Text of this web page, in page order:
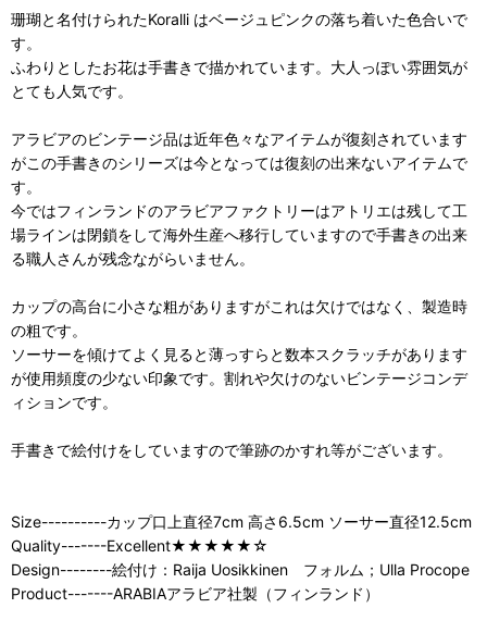
珊瑚と名付けられたKoralli はベージュピンクの落ち着いた色合いで
す。
ふわりとしたお花は手書きで描かれています。大人っぽい雰囲気が
とても人気です。
アラビアのビンテージ品は近年色々なアイテムが復刻されています
がこの手書きのシリーズは今となっては復刻の出来ないアイテムで
す。
今ではフィンランドのアラビアファクトリーはアトリエは残して工
場ラインは閉鎖をして海外生産へ移行していますので手書きの出来
る職人さんが残念ながらいません。
カップの高台に小さな粗がありますがこれは欠けではなく、製造時
の粗です。
ソーサーを傾けてよく見ると薄っすらと数本スクラッチがあります
が使用頻度の少ない印象です。割れや欠けのないビンテージコンデ
ィションです。
手書きで絵付けをしていますので筆跡のかすれ等がございます。
Size----------カップ口上直径7cm 高さ6.5cm ソーサー直径12.5cm
Quality-------Excellent★★★★★☆
Design--------絵付け：Raija Uosikkinen フォルム；Ulla Procope
Product-------ARABIAアラビア社製（フィンランド）